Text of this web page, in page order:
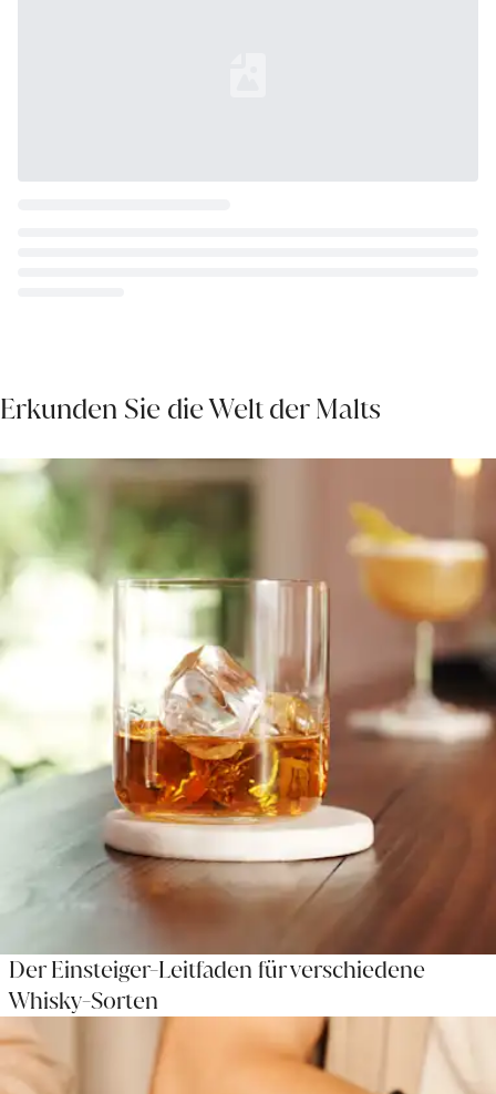
Erkunden Sie die Welt der Malts
Der Einsteiger-Leitfaden für verschiedene
Whisky-Sorten